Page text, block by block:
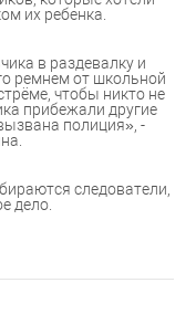
их ребенка.
в раздевалку и
ремнем от школьной
чтобы никто не
прибежали другие
полиция», -
следователи,
дело.